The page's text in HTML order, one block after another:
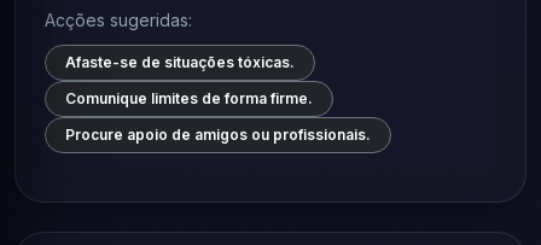
Acções sugeridas:
Afaste-se de situações tóxicas.
Comunique limites de forma firme.
Procure apoio de amigos ou profissionais.